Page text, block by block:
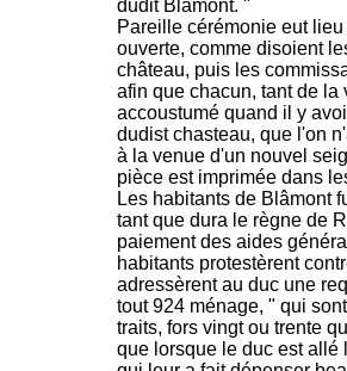
dudit Blâmont. "
Pareille cérémonie eut
ouverte, comme disoient
château, puis les
afin que chacun, tant de la
accoustumé quand il y
dudist chasteau, que l'on
à la venue d'un nouvel
pièce est imprimée dans
Les habitants de Blâmont
tant que dura le règne de
paiement des aides
habitants protestèrent
adressèrent au duc une
tout 924 ménage, " qui
traits, fors vingt ou trente
que lorsque le duc est allé